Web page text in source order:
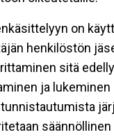
on
henkilöstön
sitä
ja lukeminen
säännöllinen